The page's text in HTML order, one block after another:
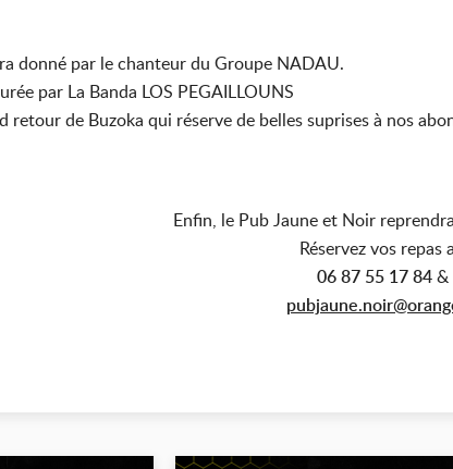
donné par le chanteur du Groupe NADAU.
par La Banda LOS PEGAILLOUNS
retour de Buzoka qui réserve de belles suprises à nos
Enfin, le Pub Jaune et Noir
Réservez vos repas
06 87 55 17 84&